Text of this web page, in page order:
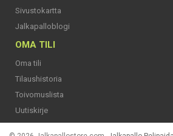
Sivustokartta
Jalkapalloblogi
OMA TILI
Oma tili
Tilaushistoria
Toivomuslista
Uutiskirje